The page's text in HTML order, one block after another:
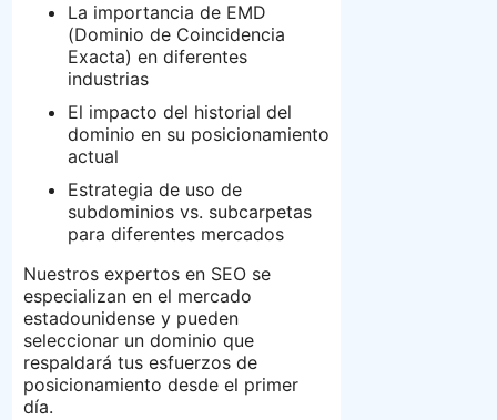
La importancia de EMD
(Dominio de Coincidencia
Exacta) en diferentes
industrias
El impacto del historial del
dominio en su posicionamiento
actual
Estrategia de uso de
subdominios vs. subcarpetas
para diferentes mercados
Nuestros expertos en SEO se
especializan en el mercado
estadounidense y pueden
seleccionar un dominio que
respaldará tus esfuerzos de
posicionamiento desde el primer
día.